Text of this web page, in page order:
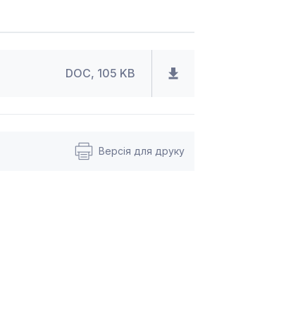
DOC, 105 KB
Версія для друку